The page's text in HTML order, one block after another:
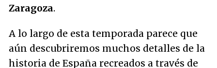
Zaragoza.
A lo largo de esta temporada parece que
aún descubriremos muchos detalles de la
historia de España recreados a través de